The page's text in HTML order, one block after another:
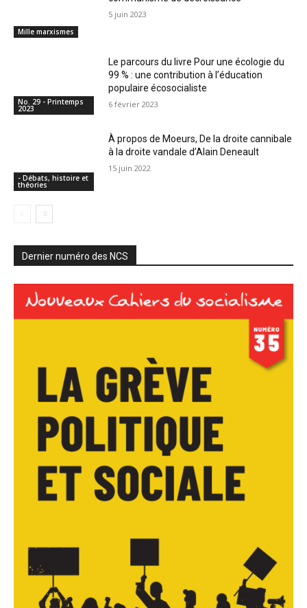
Mille marxismes
5 juin 2023
No. 29 - Printemps
2023
Le parcours du livre Pour une écologie du
99 % : une contribution à l’éducation
populaire écosocialiste
6 février 2023
- Débats, histoire et
théories
À propos de Moeurs, De la droite cannibale
à la droite vandale d’Alain Deneault
15 juin 2022
Dernier numéro des NCS